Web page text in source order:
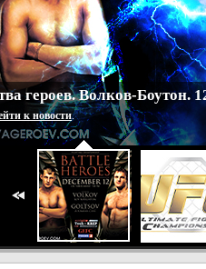
героев. Волков-Боутон.
к новости.